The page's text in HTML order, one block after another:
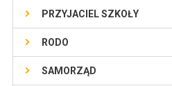
PRZYJACIEL SZKOŁY
RODO
SAMORZĄD